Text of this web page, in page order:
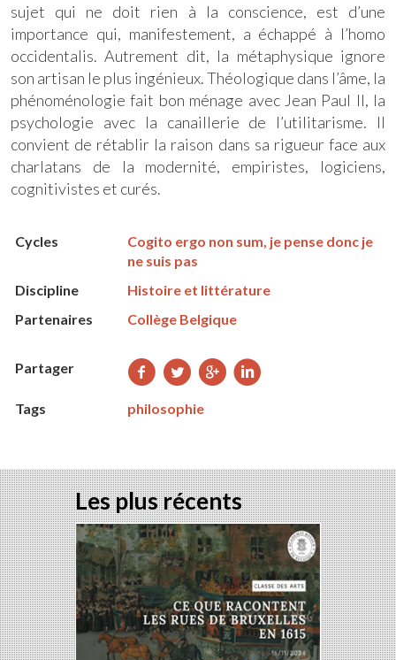
sujet qui ne doit rien à la conscience, est d’une
importance qui, manifestement, a échappé à l’homo
occidentalis. Autrement dit, la métaphysique ignore
son artisan le plus ingénieux. Théologique dans l’âme, la
phénoménologie fait bon ménage avec Jean Paul II, la
psychologie avec la canaillerie de l’utilitarisme. Il
convient de rétablir la raison dans sa rigueur face aux
charlatans de la modernité, empiristes, logiciens,
cognitivistes et curés.
Cycles
Cogito ergo non sum, je pense donc je
ne suis pas
Discipline
Histoire et littérature
Partenaires
Collège Belgique
Partager
Partager
sur
Partager
sur
Partager
Tags philosophie
Les plus récents